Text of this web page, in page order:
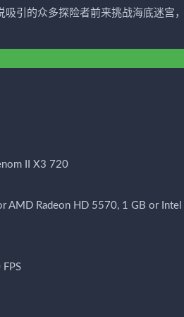
引的众多探险者前来挑战海底迷宫
II X3 720
AMD Radeon HD 5570, 1 GB or